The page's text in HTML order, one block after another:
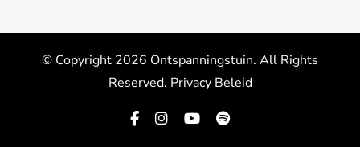
© Copyright 2026 Ontspanningstuin. All Rights
Reserved. Privacy Beleid